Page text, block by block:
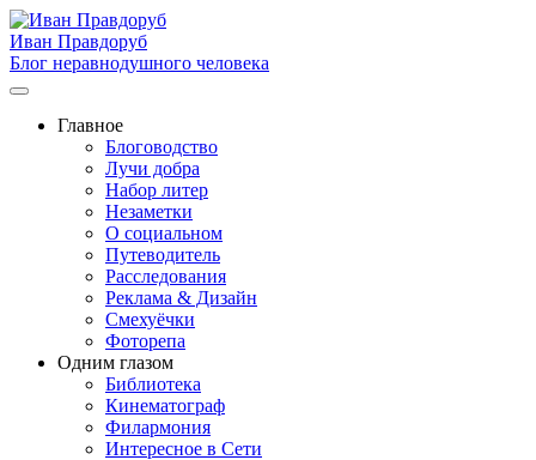
Иван Правдоруб
Блог неравнодушного человека
Главное
Блоговодство
Лучи добра
Набор литер
Незаметки
О социальном
Путеводитель
Расследования
Реклама & Дизайн
Смехуёчки
Фоторепа
Одним глазом
Библиотека
Кинематограф
Филармония
Интересное в Сети